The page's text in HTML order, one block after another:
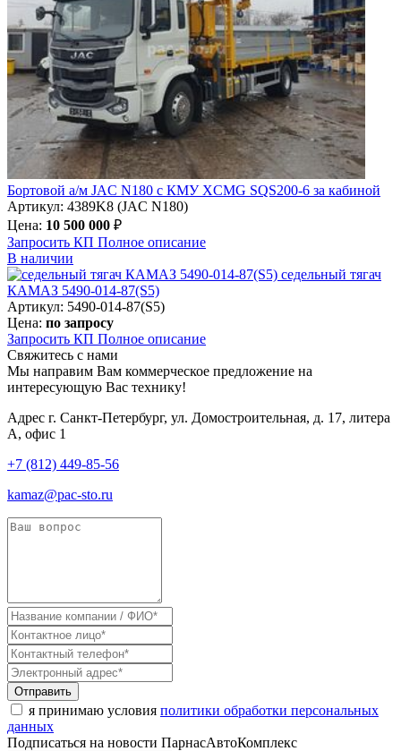
Бортовой а/м JAC N180 c КМУ XCMG SQS200-6 за кабиной
Артикул: 4389K8 (JAC N180)
Цена: 10 500 000 ₽
Запросить КП Полное описание
В наличии
седельный тягач
КАМАЗ 5490-014-87(S5)
Артикул: 5490-014-87(S5)
Цена: по запросу
Запросить КП Полное описание
Свяжитесь с нами
Мы направим Вам коммерческое предложение на
интересующую Вас технику!
Адрес г. Санкт-Петербург, ул. Домостроительная, д. 17, литера
А, офис 1
+7 (812) 449-85-56
kamaz@pac-sto.ru
Отправить
я принимаю условия политики обработки персональных
данных
Подписаться на новости ПарнасАвтоКомплекс